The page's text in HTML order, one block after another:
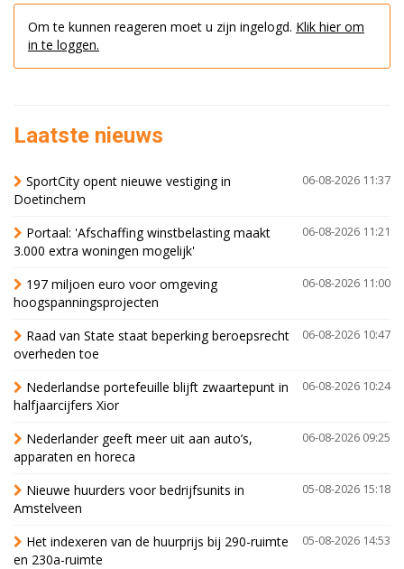
Om te kunnen reageren moet u zijn ingelogd. Klik hier om
in te loggen.
Laatste nieuws
06-08-2026 11:37
SportCity opent nieuwe vestiging in
Doetinchem
06-08-2026 11:21
Portaal: 'Afschaffing winstbelasting maakt
3.000 extra woningen mogelijk'
06-08-2026 11:00
197 miljoen euro voor omgeving
hoogspanningsprojecten
06-08-2026 10:47
Raad van State staat beperking beroepsrecht
overheden toe
06-08-2026 10:24
Nederlandse portefeuille blijft zwaartepunt in
halfjaarcijfers Xior
06-08-2026 09:25
Nederlander geeft meer uit aan auto’s,
apparaten en horeca
05-08-2026 15:18
Nieuwe huurders voor bedrijfsunits in
Amstelveen
05-08-2026 14:53
Het indexeren van de huurprijs bij 290-ruimte
en 230a-ruimte